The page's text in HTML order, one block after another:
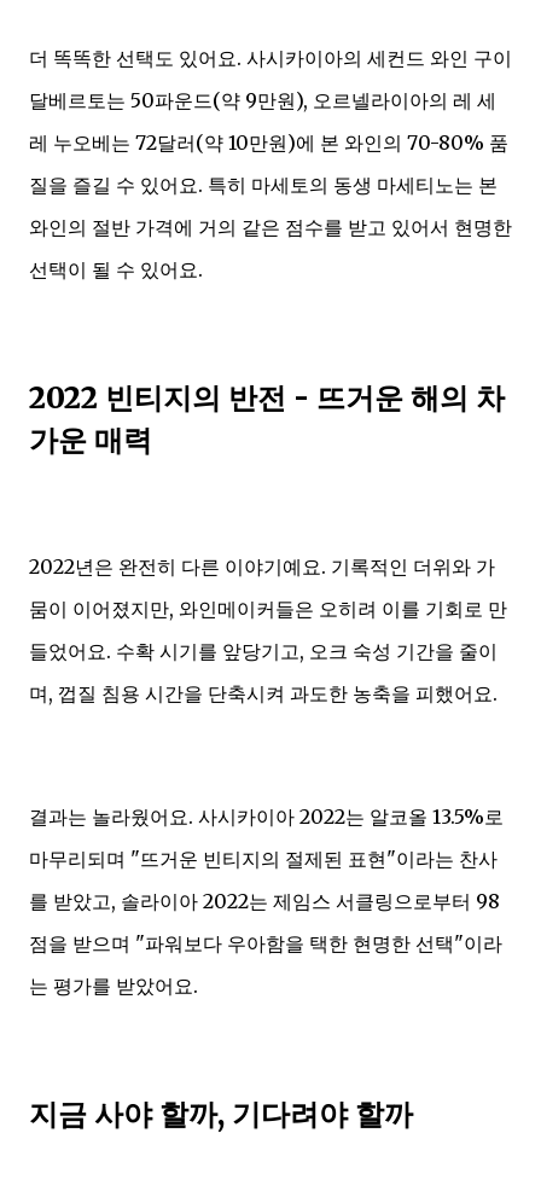
더 똑똑한 선택도 있어요. 사시카이아의 세컨드 와인 구이
달베르토는 50파운드(약 9만원), 오르넬라이아의 레 세
레 누오베는 72달러(약 10만원)에 본 와인의 70-80% 품
질을 즐길 수 있어요. 특히 마세토의 동생 마세티노는 본
와인의 절반 가격에 거의 같은 점수를 받고 있어서 현명한
선택이 될 수 있어요.
2022 빈티지의 반전 - 뜨거운 해의 차
가운 매력
2022년은 완전히 다른 이야기예요. 기록적인 더위와 가
뭄이 이어졌지만, 와인메이커들은 오히려 이를 기회로 만
들었어요. 수확 시기를 앞당기고, 오크 숙성 기간을 줄이
며, 껍질 침용 시간을 단축시켜 과도한 농축을 피했어요.
결과는 놀라웠어요. 사시카이아 2022는 알코올 13.5%로
마무리되며 "뜨거운 빈티지의 절제된 표현"이라는 찬사
를 받았고, 솔라이아 2022는 제임스 서클링으로부터 98
점을 받으며 "파워보다 우아함을 택한 현명한 선택"이라
는 평가를 받았어요.
지금 사야 할까, 기다려야 할까